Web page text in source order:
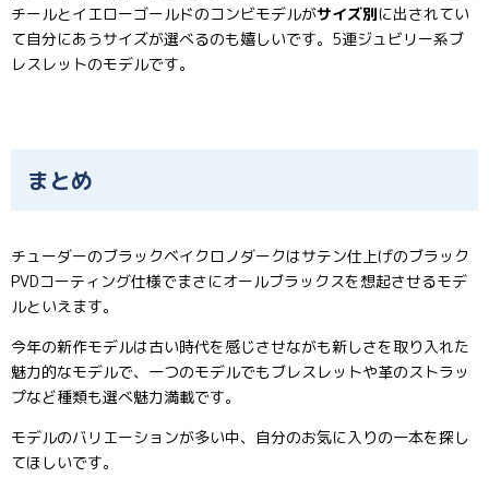
チールとイエローゴールドのコンビモデルがサイズ別に出されてい
て自分にあうサイズが選べるのも嬉しいです。5連ジュビリー系ブ
レスレットのモデルです。
まとめ
チューダーのブラックベイクロノダークはサテン仕上げのブラック
PVDコーティング仕様でまさにオールブラックスを想起させるモデ
ルといえます。
今年の新作モデルは古い時代を感じさせながも新しさを取り入れた
魅力的なモデルで、一つのモデルでもブレスレットや革のストラッ
プなど種類も選べ魅力満載です。
モデルのバリエーションが多い中、自分のお気に入りの一本を探し
てほしいです。